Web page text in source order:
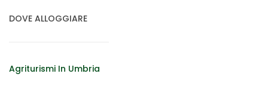
DOVE ALLOGGIARE
Agriturismi In Umbria